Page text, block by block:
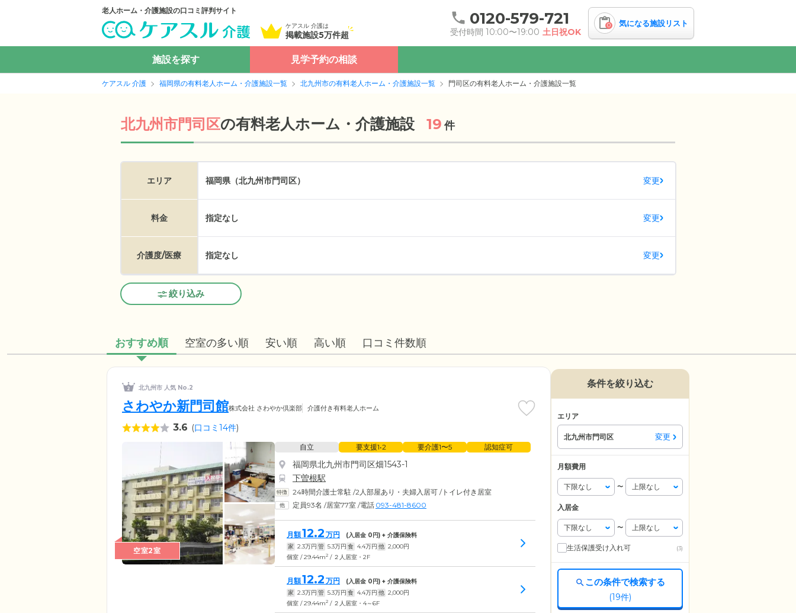
老人ホーム・介護施設の口コミ評判サイト
ケアスル 介護は
掲載施設5万件超
0120-579-721
受付時間 10:00〜19:00 土日祝OK
0 気になる施設リスト
施設を探す 見学予約の相談
ケアスル 介護 福岡県の有料老人ホーム・介護施設一覧 北九州市の有料老人ホーム・介護施設一覧 門司区の有料老人ホーム・介護施設一覧
北九州市門司区の有料老人ホーム・介護施設 19 件
エリア 福岡県（北九州市門司区） 変更
料金 指定なし 変更
介護度/医療 指定なし 変更
絞り込み
おすすめ順 空室の多い順 安い順 高い順 口コミ件数順
北九州市 人気 No.2
さわやか新門司館株式会社 さわやか倶楽部 介護付き有料老人ホーム
3.6 (口コミ14件)
空室2室
自立 要支援1•2 要介護1〜5 認知症可
福岡県北九州市門司区畑1543-1
下曽根駅
24時間介護士常駐 /2人部屋あり・夫婦入居可 /トイレ付き居室
定員93名 /居室77室 /電話 093-481-8600
月額12.2 万円 (入居金 0円) + 介護保険料
家 2.3万円 管 5.3万円 食 4.4万円 他 2,000円
個室 / 29.44m2 / ２人居室・2F
月額12.2 万円 (入居金 0円) + 介護保険料
家 2.3万円 管 5.3万円 食 4.4万円 他 2,000円
個室 / 29.44m2 / ２人居室・4～6F
条件を絞り込む
エリア
北九州市門司区 変更
月額費用
〜
入居金
〜
生活保護受け入れ可 (3)
この条件で検索する
(19件)